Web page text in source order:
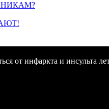
от инфаркта и инсульта